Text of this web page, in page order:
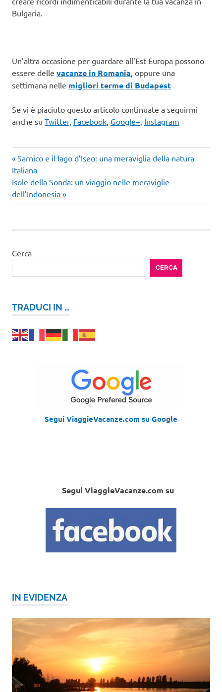
Bulgaria.
Un’altra occasione per guardare all’Est Europa possono
essere delle vacanze in Romania , oppure una
settimana nelle migliori terme di Budapest
Se vi è piaciuto questo articolo continuate a seguirmi
anche su Twitter, Facebook Google+ Instagram
Navigazione
articoli
Articolo
precedente:
Sarnico e il lago d’Iseo: una meraviglia della natura
Italiana
Articolo
successivo:
Isole della Sonda: un viaggio nelle meraviglie
dell’Indonesia
Cerca
CERCA
TRADUCI IN …
Segui ViaggieVacanze.com su Google
Segui ViaggieVacanze.com su
IN EVIDENZA